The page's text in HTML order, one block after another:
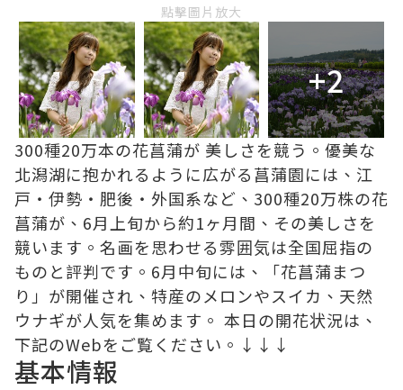
點擊圖片放大
+2
300種20万本の花菖蒲が 美しさを競う。優美な
北潟湖に抱かれるように広がる菖蒲園には、江
戸・伊勢・肥後・外国系など、300種20万株の花
菖蒲が、6月上旬から約1ヶ月間、その美しさを
競います。名画を思わせる雰囲気は全国屈指の
ものと評判です。6月中旬には、「花菖蒲まつ
り」が開催され、特産のメロンやスイカ、天然
ウナギが人気を集めます。 本日の開花状況は、
下記のWebをご覧ください。↓↓↓
基本情報